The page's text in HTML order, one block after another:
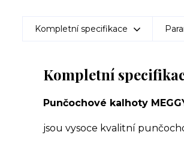
Kompletní specifikace
Kompletní
Punčochové kalhoty
jsou vysoce kvalitní